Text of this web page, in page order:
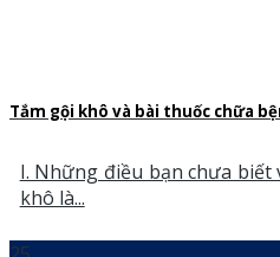
Tắm gội khô và bài thuốc chữa
I. Những điều bạn chưa biết
khô là...